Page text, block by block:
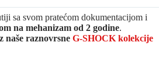
sa svom pratećom dokumentacijom i
na mehanizam od 2 godine.
naše raznovrsne G-SHOCK kolekcije